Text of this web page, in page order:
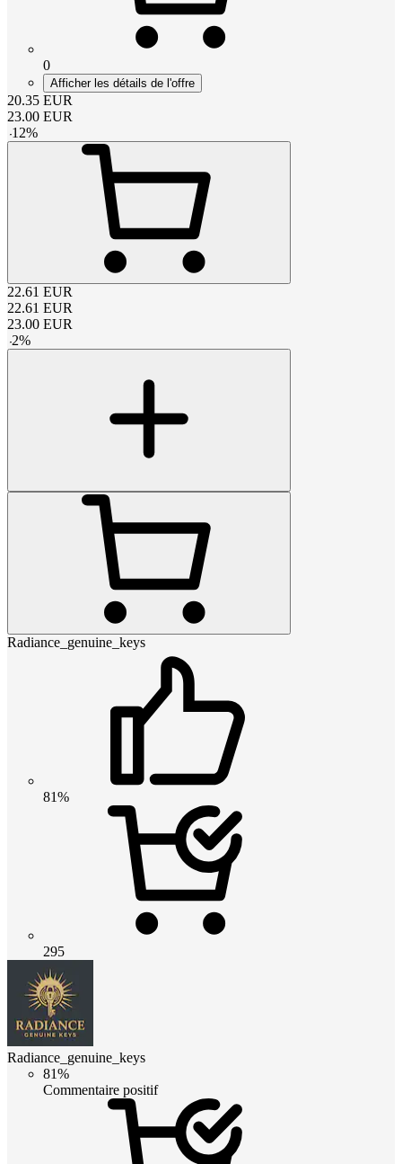
0
Afficher les détails de l'offre
20.35 EUR
23.00 EUR
-12%
22.61 EUR
22.61 EUR
23.00 EUR
-2%
Radiance_genuine_keys
81%
295
Radiance_genuine_keys
81%
Commentaire positif